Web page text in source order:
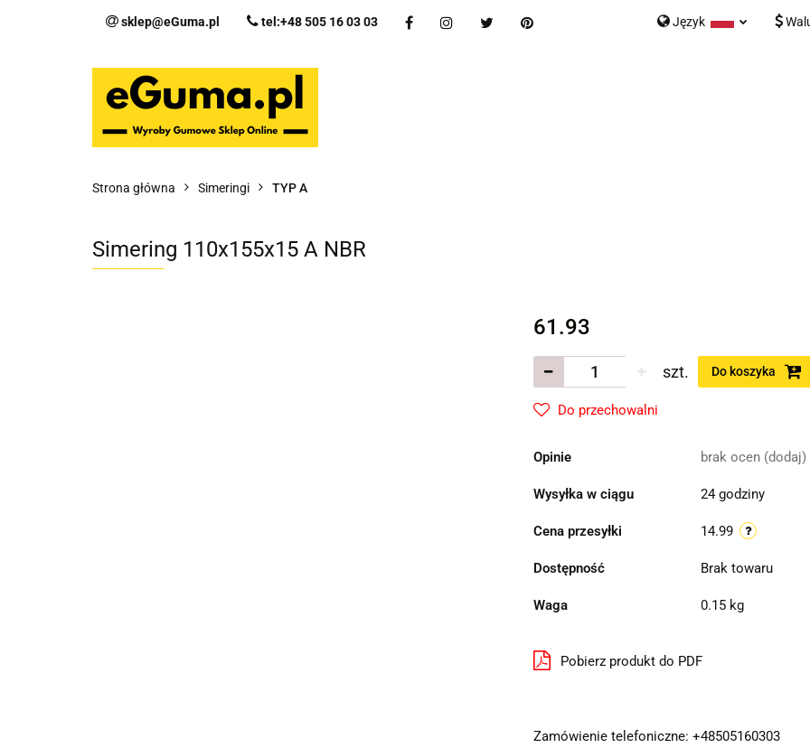
sklep@eGuma.pl tel:+48 505 16 03 03 Język
Kategorie Nowości Bestsellery Kontakt Formularz
Strona główna Simeringi TYP A
Simering 110x155x15 A NBR
61.93
szt. Do koszyka
Do przechowalni
Opinie brak ocen (dodaj)
Wysyłka w ciągu 24 godziny
Cena przesyłki 14.99
Dostępność Brak towaru
Waga 0.15 kg
Pobierz produkt do PDF
Zamówienie telefoniczne: +48505160303